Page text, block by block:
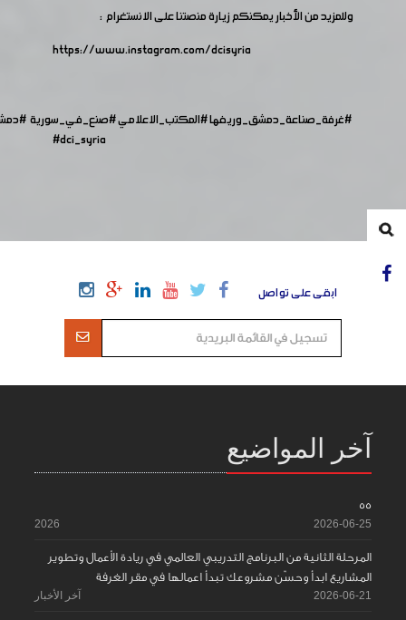
وللمزيد من الأخبار يمكنكم زيارة منصتنا على الانستغرام :
https://www.instagram.com/dcisyria​
#غرفة_صناعة_دمشق_وريفها#المكتب_الاعلامي#صنع_في_سورية
#dci_syria
ابقى على تواصل
آخر المواضيع
55
2026-06-25
2026
المرحلة الثانية من البرنامج التدريبي العالمي في ريادة الأعمال وتطوير
المشاريع ابدأ وحسّن مشروعك تبدأ اعمالها في مقر الغرفة
2026-06-21 آخر الأخبار